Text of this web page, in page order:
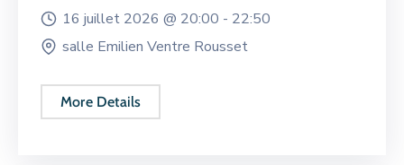
16 juillet 2026 @ 20:00 - 22:50
salle Emilien Ventre Rousset
More Details